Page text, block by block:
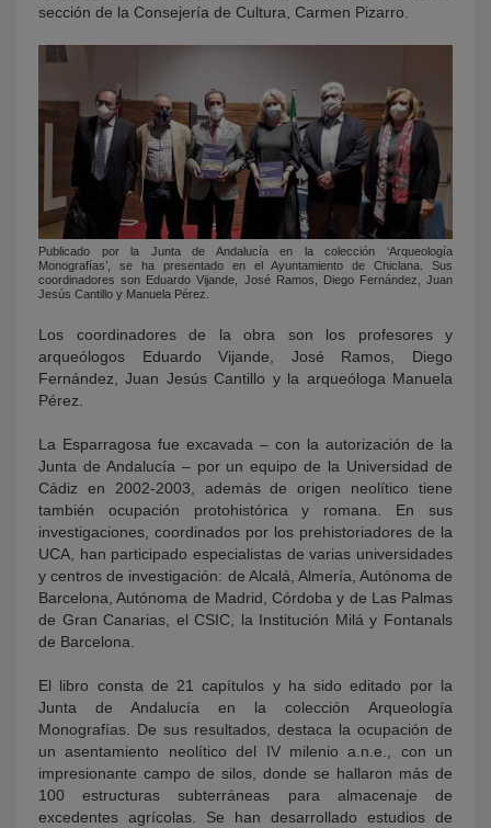
sección de la Consejería de Cultura, Carmen Pizarro.
Publicado por la Junta de Andalucía en la colección ‘Arqueología
Monografías’, se ha presentado en el Ayuntamiento de Chiclana. Sus
coordinadores son Eduardo Vijande, José Ramos, Diego Fernández, Juan
Jesús Cantillo y Manuela Pérez.
Los coordinadores de la obra son los profesores y
arqueólogos Eduardo Vijande, José Ramos, Diego
Fernández, Juan Jesús Cantillo y la arqueóloga Manuela
Pérez.
La Esparragosa fue excavada – con la autorización de la
Junta de Andalucía – por un equipo de la Universidad de
Cádiz en 2002-2003, además de origen neolítico tiene
también ocupación protohistórica y romana. En sus
investigaciones, coordinados por los prehistoriadores de la
UCA, han participado especialistas de varias universidades
y centros de investigación: de Alcalá, Almería, Autónoma de
Barcelona, Autónoma de Madrid, Córdoba y de Las Palmas
de Gran Canarias, el CSIC, la Institución Milá y Fontanals
de Barcelona.
El libro consta de 21 capítulos y ha sido editado por la
Junta de Andalucía en la colección Arqueología
Monografías. De sus resultados, destaca la ocupación de
un asentamiento neolítico del IV milenio a.n.e., con un
impresionante campo de silos, donde se hallaron más de
100 estructuras subterráneas para almacenaje de
excedentes agrícolas. Se han desarrollado estudios de